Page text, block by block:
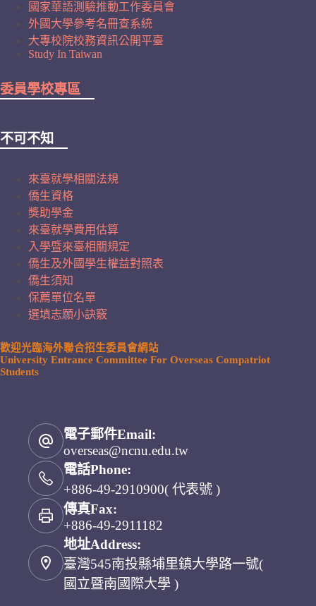
國家華語測驗推動工作委員會
外國大學參考名冊查系統
大專校院校務資訊公開平臺
Study In Taiwan
委員學校專區
不可不知
來臺就學相關法規
僑生資格
獎助學金
來臺就學費用估算
入學暨來臺相關規定
僑生及外國學生權益對照表
僑生須知
保薦單位名單
選填志願小訣竅
歡迎光臨海外聯合招生委員會網站
University Entrance Committee For Overseas Compatriot
Students
電子郵件Email:
overseas@ncnu.edu.tw
電話Phone:
+886-49-2910900( 代表號 )
傳真Fax:
+886-49-2911182
地址Address:
臺灣545南投縣埔里鎮大學路一號(
國立暨南國際大學 )